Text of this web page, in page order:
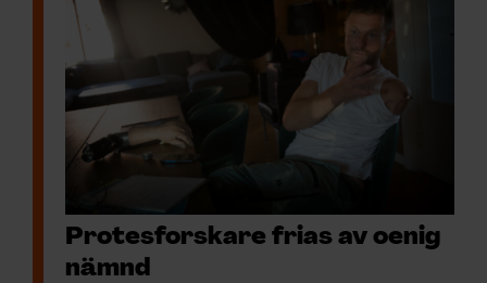
Protesforskare frias av oenig
nämnd